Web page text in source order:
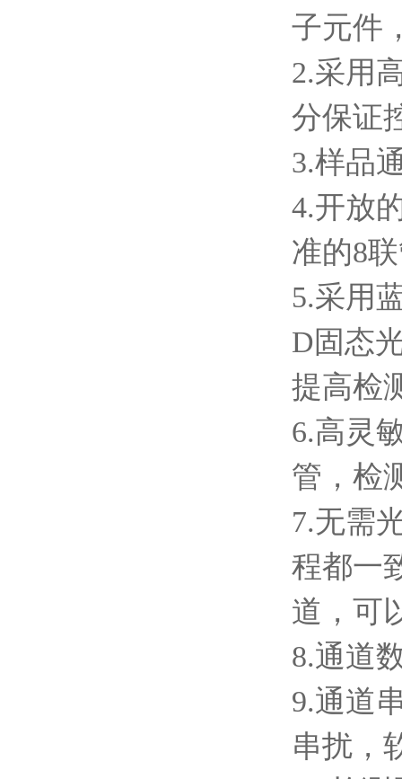
子元件
2.采用
分保证
3.样品
4.开放
准的8
5.采用
D固态
提高检
6.高灵
管，检
7.无需
程都一
道，可
8.通道
9.通道
串扰，